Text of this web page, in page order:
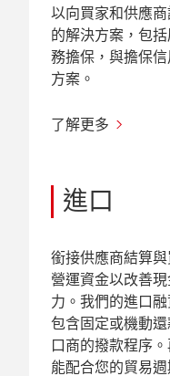
以向買家和供應
的解決方案，包
務擔保，與擔保
方案。
了解更多
進口
銜接供應商結算
營運資金以改善
力。我們的進口
包含固定或機動
口商的撥款程序
能配合您的貿易